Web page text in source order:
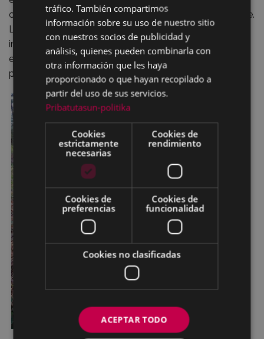
cuidando del entorno y utilizando pintura biodegradable.
Los miembros del CDE y, concretamente, el autor del
informe, se reunieron en varias ocasiones con la
empresa para ultimar el plan de actuación antes de
proceder al arreglo.
tráfico. También compartimos
información sobre su uso de nuestro sitio
con nuestros socios de publicidad y
análisis, quienes pueden combinarla con
otra información que les haya
proporcionado o que hayan recopilado a
partir del uso de sus servicios.
Pribatutasun-politika
Cookies
estrictamente
necesarias
Cookies de
rendimiento
Cookies de
preferencias
Cookies de
funcionalidad
Cookies no clasificadas
ACEPTAR TODO